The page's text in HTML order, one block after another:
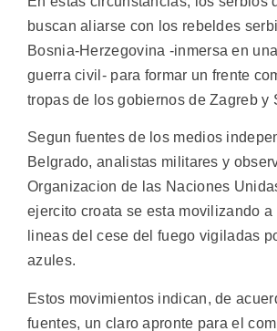
buscan aliarse con los rebeldes
Bosnia-Herzegovina -inmersa en
guerra civil- para formar un frente
tropas de los gobiernos de Zagreb y
Segun fuentes de los medios
Belgrado, analistas militares y
Organizacion de las Naciones
ejercito croata se esta movilizando
lineas del cese del fuego vigiladas
azules.
Estos movimientos indican, de
fuentes, un claro apronte para el